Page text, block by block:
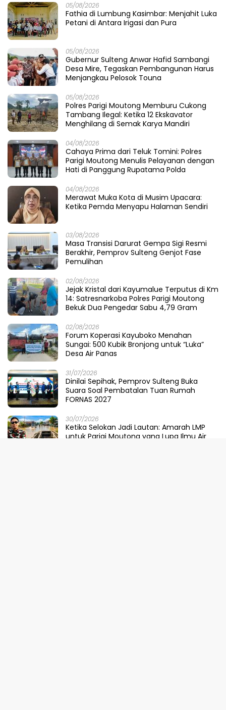
05/08/2026
Fathia di Lumbung Kasimbar: Menjahit Luka
Petani di Antara Irigasi dan Pura
05/08/2026
Gubernur Sulteng Anwar Hafid Sambangi
Desa Mire, Tegaskan Pembangunan Harus
Menjangkau Pelosok Touna
05/08/2026
Polres Parigi Moutong Memburu Cukong
Tambang Ilegal: Ketika 12 Ekskavator
Menghilang di Semak Karya Mandiri
04/08/2026
Cahaya Prima dari Teluk Tomini: Polres
Parigi Moutong Menulis Pelayanan dengan
Hati di Panggung Rupatama Polda
04/08/2026
Merawat Muka Kota di Musim Upacara:
Ketika Pemda Menyapu Halaman Sendiri
03/08/2026
Masa Transisi Darurat Gempa Sigi Resmi
Berakhir, Pemprov Sulteng Genjot Fase
Pemulihan
02/08/2026
Jejak Kristal dari Kayumalue Terputus di Km
14: Satresnarkoba Polres Parigi Moutong
Bekuk Dua Pengedar Sabu 4,79 Gram
02/08/2026
Forum Koperasi Kayuboko Menahan
Sungai: 500 Kubik Bronjong untuk “Luka”
Desa Air Panas
31/07/2026
Dinilai Sepihak, Pemprov Sulteng Buka
Suara Soal Pembatalan Tuan Rumah
FORNAS 2027
30/07/2026
Ketika Selokan Jadi Lautan: Amarah LMP
untuk Parigi Moutong yang Lupa Ilmu Air